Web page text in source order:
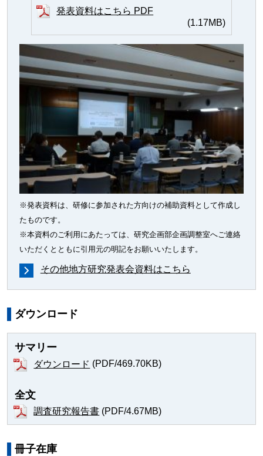
発表資料はこちら PDF
(1.17MB)
※発表資料は、研修に参加された方向けの補助資料として作成し
たものです。
※本資料のご利用にあたっては、研究企画部企画調整室へご連絡
いただくとともに引用元の明記をお願いいたします。
その他地方研究発表会資料はこちら
ダウンロード
サマリー
ダウンロード (PDF/469.70KB)
全文
調査研究報告書 (PDF/4.67MB)
冊子在庫